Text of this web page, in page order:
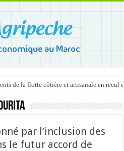
de la flotte côtière et artisanale en recul
par l’inclusion des
le futur accord de